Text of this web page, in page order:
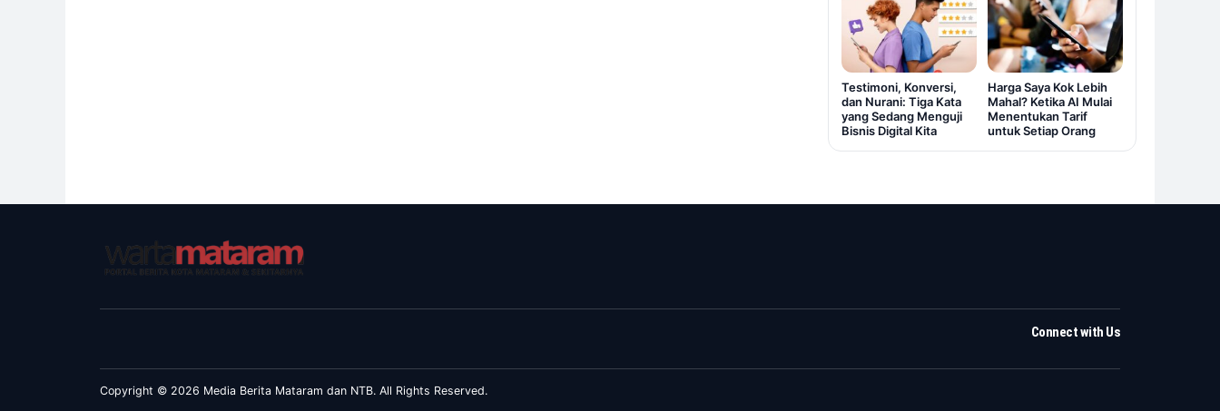
Testimoni, Konversi,
dan Nurani: Tiga Kata
yang Sedang Menguji
Bisnis Digital Kita
Harga Saya Kok Lebih
Mahal? Ketika AI Mulai
Menentukan Tarif
untuk Setiap Orang
Connect with Us
Copyright © 2026 Media Berita Mataram dan NTB. All Rights Reserved.